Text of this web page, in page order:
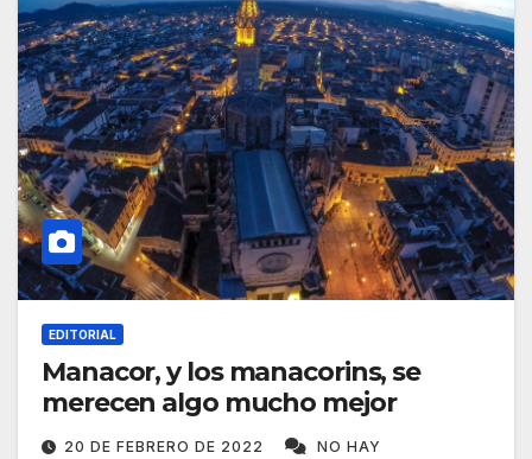
EDITORIAL
Manacor, y los manacorins, se
merecen algo mucho mejor
20 DE FEBRERO DE 2022
NO HAY